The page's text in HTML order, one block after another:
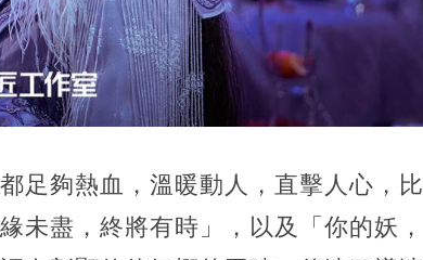
足夠熱血，溫暖動人，直擊人心，比
未盡，終將有時」，以及「你的妖，